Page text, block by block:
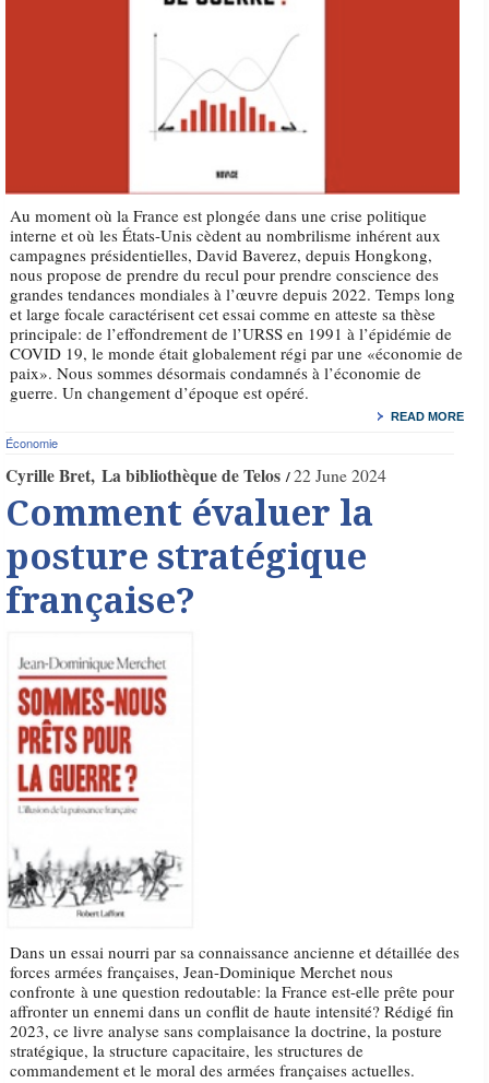
Au moment où la France est plongée dans une crise politique
interne et où les États-Unis cèdent au nombrilisme inhérent aux
campagnes présidentielles, David Baverez, depuis Hongkong,
nous propose de prendre du recul pour prendre conscience des
grandes tendances mondiales à l’œuvre depuis 2022. Temps long
et large focale caractérisent cet essai comme en atteste sa thèse
principale: de l’effondrement de l’URSS en 1991 à l’épidémie de
COVID 19, le monde était globalement régi par une «économie de
paix». Nous sommes désormais condamnés à l’économie de
guerre. Un changement d’époque est opéré.
READ MORE
Économie
Cyrille Bret La bibliothèque de Telos 22 June 2024
Comment évaluer la
posture stratégique
française?
Dans un essai nourri par sa connaissance ancienne et détaillée des
forces armées françaises, Jean-Dominique Merchet nous
confronte à une question redoutable: la France est-elle prête pour
affronter un ennemi dans un conflit de haute intensité? Rédigé fin
2023, ce livre analyse sans complaisance la doctrine, la posture
stratégique, la structure capacitaire, les structures de
commandement et le moral des armées françaises actuelles.